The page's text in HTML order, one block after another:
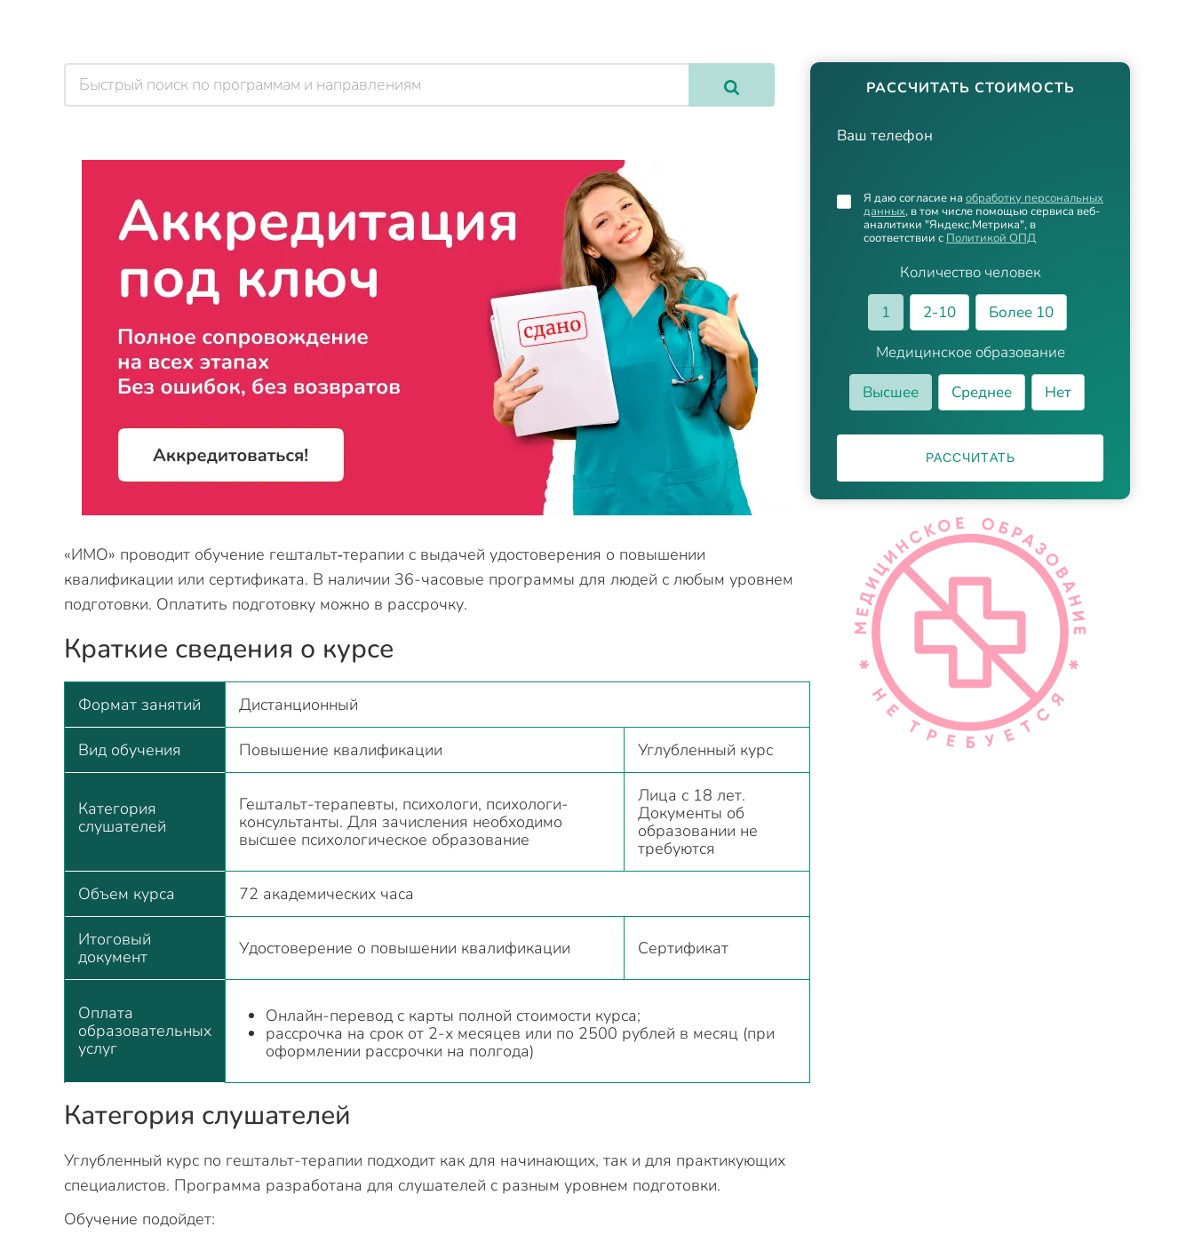
РАССЧИТАТЬ СТОИМОСТЬ
Ваш телефон
Количество человек
1
2-10
Более 10
Медицинское образование
Высшее
Среднее Нет
Я даю согласие на обработку персональных
данных, в том числе помощью сервиса веб-
аналитики "Яндекс.Метрика", в
соответствии с Политикой ОПД
РАССЧИТАТЬ
«ИМО» проводит обучение гештальт‑терапии с выдачей удостоверения о повышении
квалификации или сертификата. В наличии 36-часовые программы для людей с любым уровнем
подготовки. Оплатить подготовку можно в рассрочку.
Краткие сведения о курсе
Формат занятий Дистанционный
Вид обучения Повышение квалификации Углубленный курс
Категория
слушателей
Гештальт-терапевты, психологи, психологи-
консультанты. Для зачисления необходимо
высшее психологическое образование
Лица с 18 лет.
Документы об
образовании не
требуются
Объем курса 72 академических часа
Итоговый
документ
Удостоверение о повышении квалификации Сертификат
Оплата
образовательных
услуг
Онлайн-перевод с карты полной стоимости курса;
рассрочка на срок от 2-х месяцев или по 2500 рублей в месяц (при
оформлении рассрочки на полгода)
Категория слушателей
Углубленный курс по гештальт-терапии подходит как для начинающих, так и для практикующих
специалистов. Программа разработана для слушателей с разным уровнем подготовки.
Обучение подойдет: